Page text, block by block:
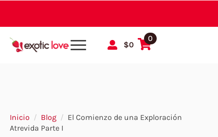
$0
0
Inicio Blog
El Comienzo de una Exploración
Atrevida Parte I